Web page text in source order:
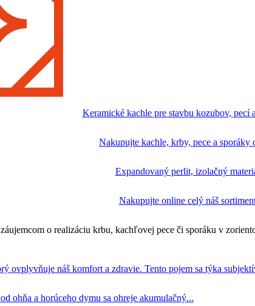
Keramické kachle pre stavbu kozubov, pecí
Nakupujte kachle, krby, pece a sporáky
Expandovaný perlit, izolačný
Nakupujte online celý náš
o realizáciu krbu, kachľovej pece či sporáku v
ovplyvňuje náš komfort a zdravie. Tento pojem sa týka
ohňa a horúceho dymu sa ohreje akumulačný...